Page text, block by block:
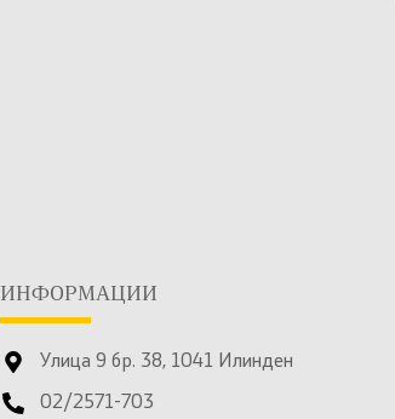
ИНФОРМАЦИИ
Улица 9 бр. 38, 1041 Илинден
02/2571-703